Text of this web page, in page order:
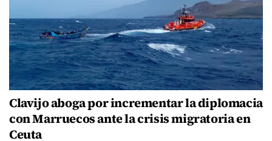
Clavijo aboga por incrementar la diplomacia
con Marruecos ante la crisis migratoria en
Ceuta